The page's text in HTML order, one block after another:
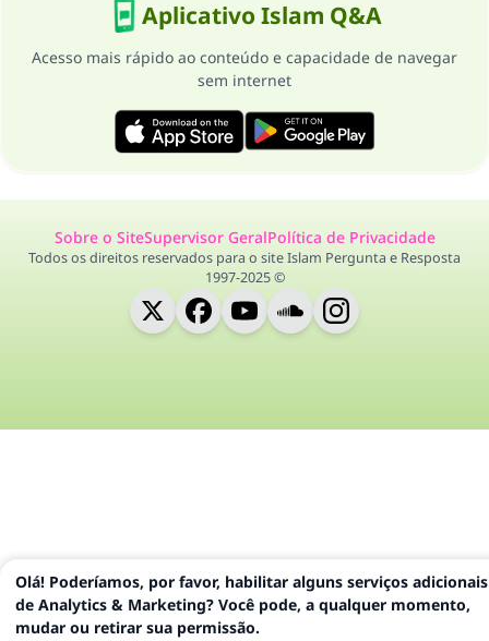
Aplicativo Islam Q&A
Acesso mais rápido ao conteúdo e capacidade de navegar
sem internet
Sobre o SiteSupervisor GeralPolítica de Privacidade
Todos os direitos reservados para o site Islam Pergunta e Resposta
1997-2025 ©
Olá! Poderíamos, por favor, habilitar alguns serviços adicionais
de Analytics & Marketing? Você pode, a qualquer momento,
mudar ou retirar sua permissão.